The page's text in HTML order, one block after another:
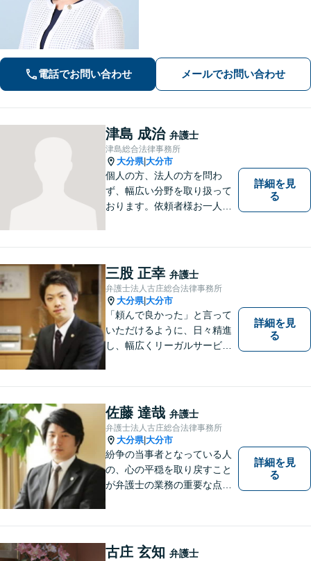
電話でお問い合わせ メールでお問い合わせ
津島 成治 弁護士
津島総合法律事務所
大分県|大分市
個人の方、法人の方を問わ
ず、幅広い分野を取り扱って
おります。依頼者様お一人お
させていただきます。法律問
題でお困りの方はぜひご相談
ください。
詳細を見
る
三股 正幸 弁護士
弁護士法人古庄総合法律事務所
大分県|大分市
「頼んで良かった」と言って
いただけるように、日々精進
し、幅広くリーガルサービス
詳細を見
る
佐藤 達哉 弁護士
弁護士法人古庄総合法律事務所
大分県|大分市
紛争の当事者となっている人
の、心の平穏を取り戻すこと
が弁護士の業務の重要な点と
詳細を見
る
古庄 玄知 弁護士